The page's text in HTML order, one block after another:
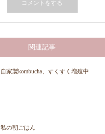
関連記事
自家製kombucha、すくすく増殖中
私の朝ごはん